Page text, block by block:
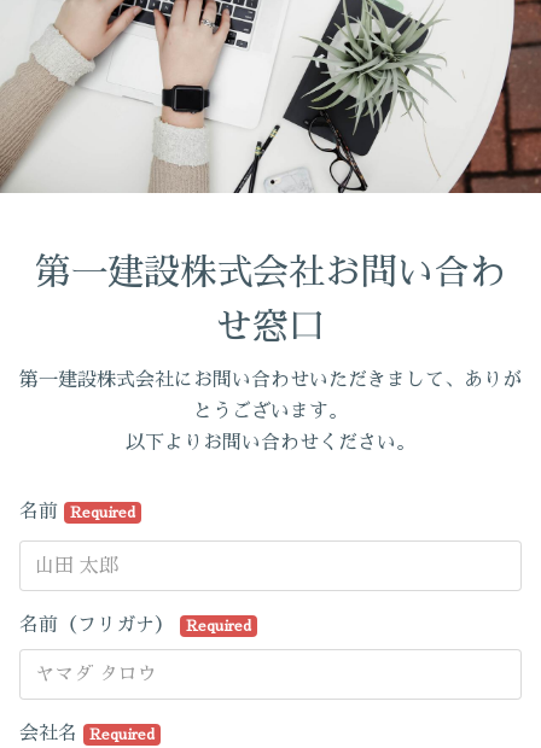
第一建設株式会社お問い合わ
せ窓口
第一建設株式会社にお問い合わせいただきまして、ありが
とうございます。
以下よりお問い合わせください。
名前 Required
名前（フリガナ） Required
会社名 Required